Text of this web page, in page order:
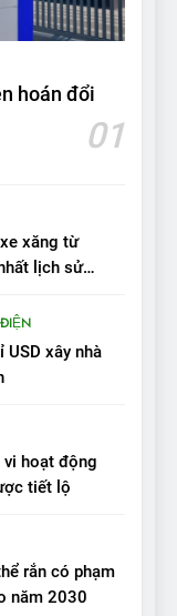
i PHEV có
xứng
tắc: “Hơn
xét về
hoàn thiện
xe cá
hoán đổi
01
xăng từ
lịch sử
USD xây nhà
vi hoạt động
tiết lộ
rắn có phạm
năm 2030